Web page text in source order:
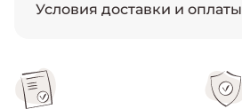
Условия доставки и оплаты